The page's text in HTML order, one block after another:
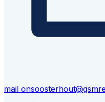
mail ons